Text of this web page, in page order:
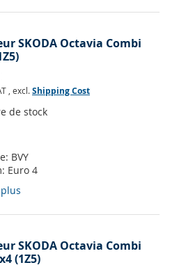
SKODA Octavia Combi
, excl.Shipping Cost
de stock
BVY
Euro 4
SKODA Octavia Combi
(1Z5)